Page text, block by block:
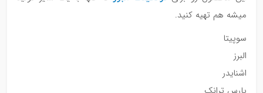
میشه هم تهیه کنید.
سوپیتا
البرز
اشنایدر